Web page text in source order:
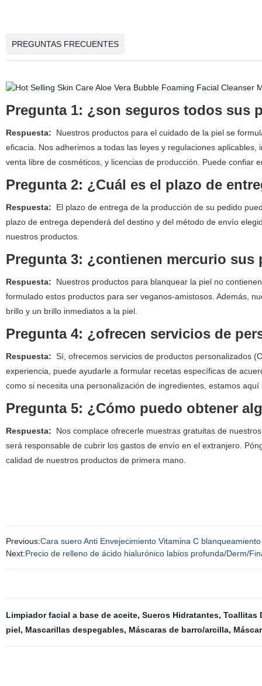
PREGUNTAS FRECUENTES
Pregunta 1: ¿son seguros todos sus
Respuesta:
Nuestros productos para el cuidado de la piel se
eficacia. Nos adherimos a todas las leyes y regulaciones
venta libre de cosméticos, y licencias de producción. Puede confiar
Pregunta 2: ¿Cuál es el plazo de
Respuesta:
El plazo de entrega de la producción de su pedido
plazo de entrega dependerá del destino y del método de envío
nuestros productos.
Pregunta 3: ¿contienen mercurio
Respuesta:
Nuestros productos para blanquear la piel no
formulado estos productos para ser veganos-amistosos. Además,
brillo y un brillo inmediatos a la piel.
Pregunta 4: ¿ofrecen servicios de
Respuesta: Sí, ofrecemos servicios de productos personalizados
experiencia, puede ayudarle a formular recetas específicas de
como si necesita una personalización de ingredientes, estamos
Pregunta 5: ¿Cómo puedo obtener
Respuesta:
Nos complace ofrecerle muestras gratuitas de
será responsable de cubrir los gastos de envío en el extranjero.
calidad de nuestros productos de primera mano.
Previous:Cara suero Anti Envejecimiento Vitamina C
Next:Precio de relleno de ácido hialurónico labios profunda/Derm/
Limpiador facial a base de aceite, Sueros Hidratantes, Toallitas
piel, Mascarillas despegables, Máscaras de barro/arcilla,